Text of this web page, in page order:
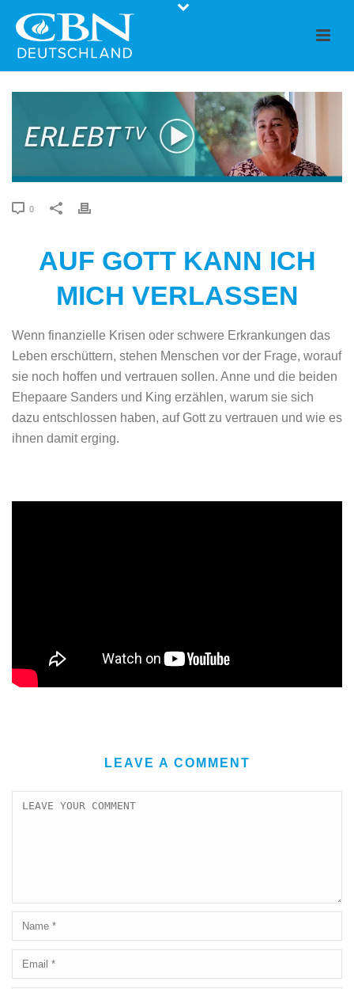
0
AUF GOTT KANN ICH
MICH VERLASSEN
Wenn finanzielle Krisen oder schwere Erkrankungen das
Leben erschüttern, stehen Menschen vor der Frage, worauf
sie noch hoffen und vertrauen sollen. Anne und die beiden
Ehepaare Sanders und King erzählen, warum sie sich
dazu entschlossen haben, auf Gott zu vertrauen und wie es
ihnen damit erging.
LEAVE A COMMENT